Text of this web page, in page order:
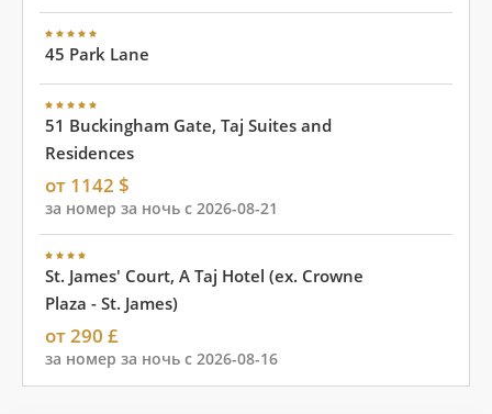
45 Park Lane
51 Buckingham Gate, Taj Suites and
Residences
от 1142 $
за номер за ночь с 2026-08-21
St. James' Court, A Taj Hotel (ex. Crowne
Plaza - St. James)
от 290 £
за номер за ночь с 2026-08-16